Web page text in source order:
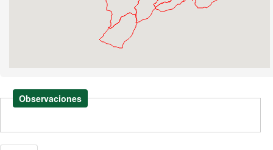
Observaciones